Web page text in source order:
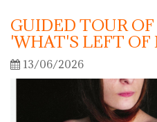
GUIDED TOUR
'WHAT'S LEFT OF
13/06/2026